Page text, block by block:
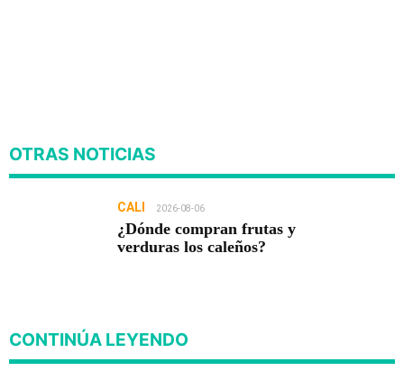
OTRAS NOTICIAS
CALI 2026-08-06
¿Dónde compran frutas y
verduras los caleños?
CONTINÚA LEYENDO